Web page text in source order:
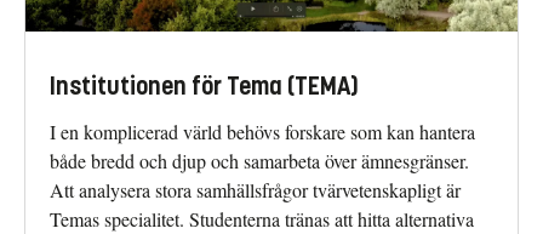
Institutionen för Tema (TEMA)
I en komplicerad värld behövs forskare som kan hantera
både bredd och djup och samarbeta över ämnesgränser.
Att analysera stora samhällsfrågor tvärvetenskapligt är
Temas specialitet. Studenterna tränas att hitta alternativa